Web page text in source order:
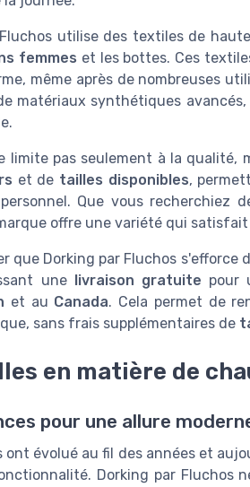
utilise des textiles de
femmes et les bottes. Ces
même après de nombreuses
matériaux synthétiques
limite pas seulement à la qualité,
et de tailles disponibles,
Que vous recherchiez
offre une variété qui
que Dorking par Fluchos s'efforce
une livraison gratuite pour
et au Canada. Cela permet de
sans frais supplémentaires de
en matière de
pour une allure
ont évolué au fil des années et
Dorking par Fluchos